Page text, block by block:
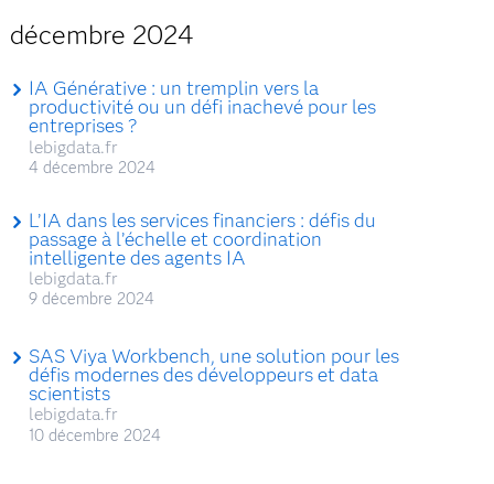
décembre 2024
IA Générative : un tremplin vers la
productivité ou un défi inachevé pour les
entreprises ?
lebigdata.fr
4 décembre 2024
L’IA dans les services financiers : défis du
passage à l’échelle et coordination
intelligente des agents IA
lebigdata.fr
9 décembre 2024
SAS Viya Workbench, une solution pour les
défis modernes des développeurs et data
scientists
lebigdata.fr
10 décembre 2024